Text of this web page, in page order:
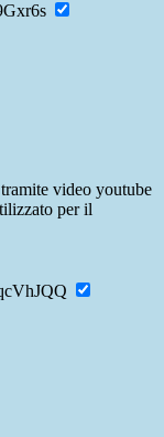
video youtube
per il